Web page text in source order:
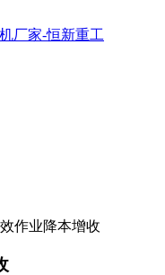
作业降本增收